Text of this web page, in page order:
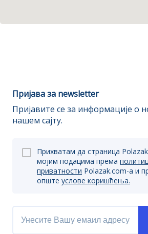
Пријава за newsletter
Пријавите се за информације о
нашем сајту.
Прихватам да страница
мојим подацима према
приватности Polazak.com-a и
опште услове коришћења.